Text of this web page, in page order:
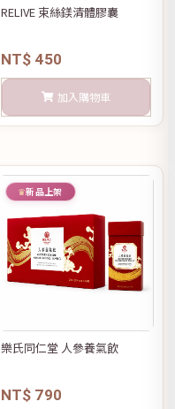
RELIVE 束絲鎂清體膠囊
NT$ 450
加入購物車
新品上架
樂氏同仁堂 人參養氣飲
NT$ 790